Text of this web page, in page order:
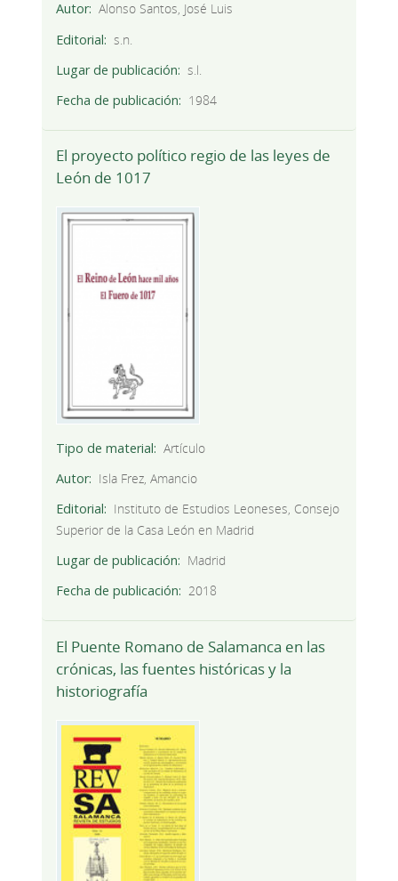
Autor
Alonso Santos, José Luis
Editorial
s.n.
Lugar de publicación
s.l.
Fecha de publicación
1984
El proyecto político regio de las leyes de
León de 1017
Tipo de material
Artículo
Autor
Isla Frez, Amancio
Editorial
Instituto de Estudios Leoneses, Consejo
Superior de la Casa León en Madrid
Lugar de publicación
Madrid
Fecha de publicación
2018
El Puente Romano de Salamanca en las
crónicas, las fuentes históricas y la
historiografía